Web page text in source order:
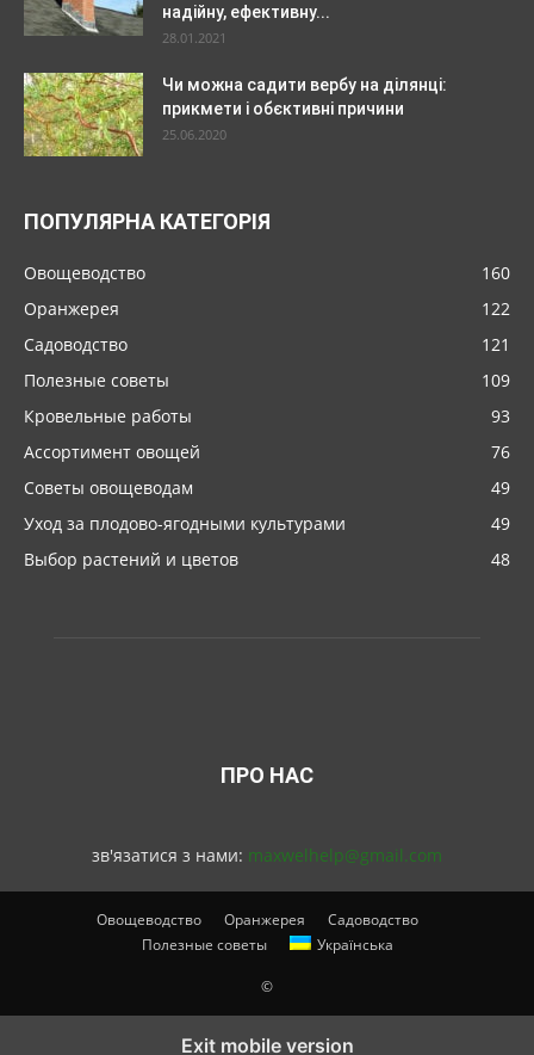
надійну, ефективну...
28.01.2021
Чи можна садити вербу на ділянці:
прикмети і обєктивні причини
25.06.2020
ПОПУЛЯРНА КАТЕГОРІЯ
Овощеводство
160
Оранжерея
122
Садоводство
121
Полезные советы
109
Кровельные работы
93
Ассортимент овощей
76
Советы овощеводам
49
Уход за плодово-ягодными культурами
49
Выбор растений и цветов
48
ПРО НАС
зв'язатися з нами: maxwelhelp@gmail.com
Овощеводство Оранжерея
Садоводство
Полезные советы
Українська
©
Exit mobile version